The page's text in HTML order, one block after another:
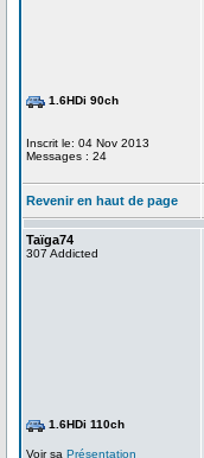
1.6HDi 90ch
Inscrit le: 04 Nov 2013
Messages : 24
Revenir en haut de page
Taïga74
307 Addicted
1.6HDi 110ch
Voir sa Présentation